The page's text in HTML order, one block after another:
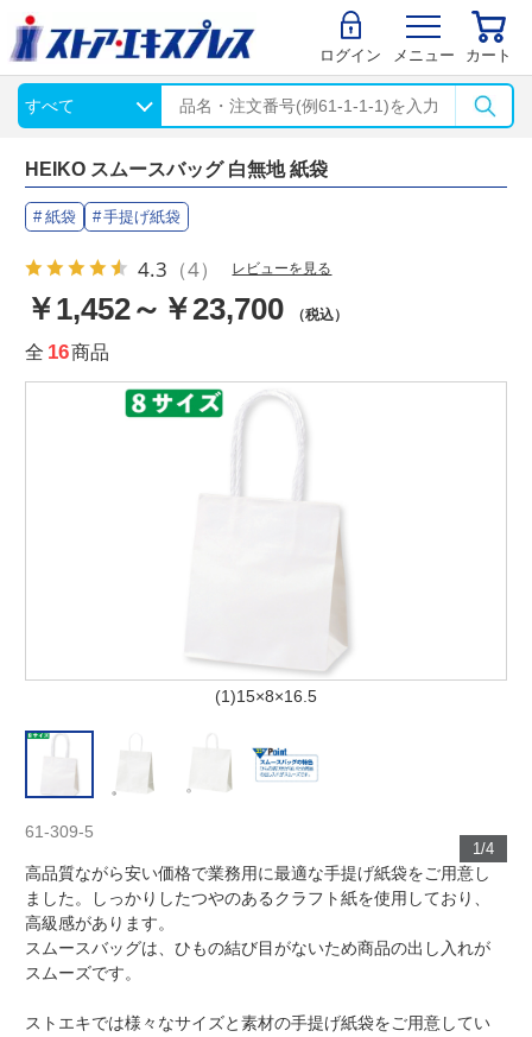
ログイン メニュー カート
HEIKO スムースバッグ 白無地 紙袋
紙袋 手提げ紙袋
4.3 （4） レビューを見る
￥1,452～￥23,700 （税込）
全 16商品
(1)15×8×16.5
1/4
61-309-5
高品質ながら安い価格で業務用に最適な手提げ紙袋をご用意し
ました。しっかりしたつやのあるクラフト紙を使用しており、
高級感があります。
スムースバッグは、ひもの結び目がないため商品の出し入れが
スムーズです。
ストエキでは様々なサイズと素材の手提げ紙袋をご用意してい